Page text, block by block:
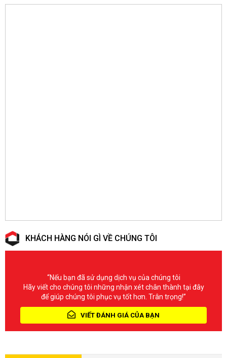
KHÁCH HÀNG NÓI GÌ VỀ CHÚNG TÔI
“Nếu bạn đã sử dụng dịch vụ của chúng tôi
Hãy viết cho chúng tôi những nhận xét chân thành tại đây
để giúp chúng tôi phục vụ tốt hơn. Trân trọng!”
VIẾT ĐÁNH GIÁ CỦA BẠN